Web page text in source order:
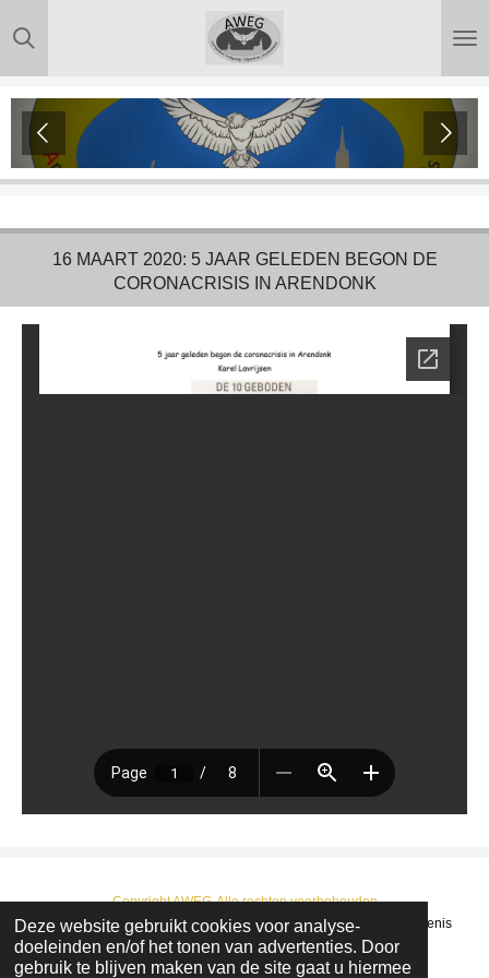
Deze website gebruikt cookies voor analyse-
doeleinden en/of het tonen van advertenties. Door
gebruik te blijven maken van de site gaat u hiermee
Ga
direct
naar
de
hoofdinhoud
16 MAART 2020: 5 JAAR GELEDEN BEGON DE
CORONACRISIS IN ARENDONK
Copyright AWEG-Alle rechten voorbehouden
© 2022 - 2026 AWEG : Arendonkse Werkgroep Erfgoed en Geschiedenis
Powered byJouwWeb